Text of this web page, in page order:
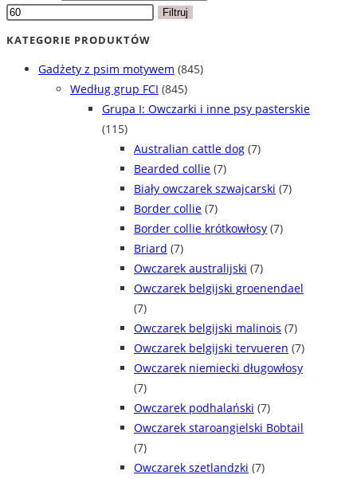
Filtruj
KATEGORIE PRODUKTÓW
Gadżety z psim motywem (845)
Według grup FCI (845)
Grupa I: Owczarki i inne psy pasterskie
(115)
Australian cattle dog (7)
Bearded collie (7)
Biały owczarek szwajcarski (7)
Border collie (7)
Border collie krótkowłosy (7)
Briard (7)
Owczarek australijski (7)
Owczarek belgijski groenendael
(7)
Owczarek belgijski malinois (7)
Owczarek belgijski tervueren (7)
Owczarek niemiecki długowłosy
(7)
Owczarek podhalański (7)
Owczarek staroangielski Bobtail
(7)
Owczarek szetlandzki (7)